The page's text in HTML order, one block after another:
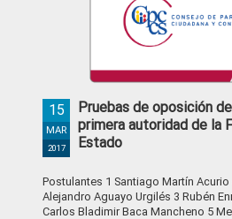
Pruebas de oposición
primera autoridad de la
Estado
15
MAR
2017
Postulantes 1 Santiago Martín
Alejandro Aguayo Urgilés 3 Rubén
Carlos Bladimir Baca Mancheno 5